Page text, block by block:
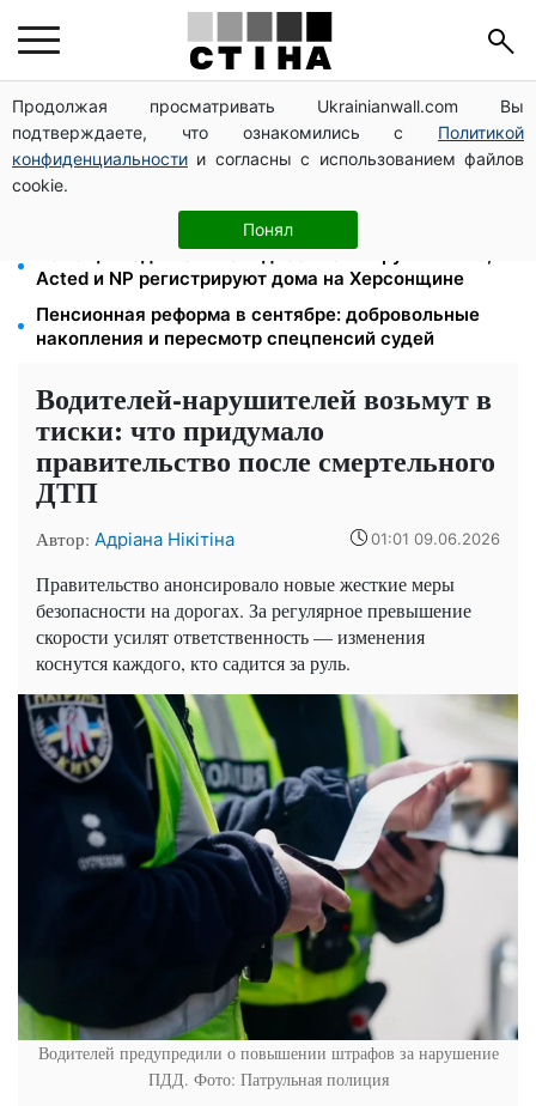
Продолжая просматривать Ukrainianwall.com Вы
подтверждаете, что ознакомились с Политикой
конфиденциальности и согласны с использованием файлов
cookie.
Понял
Цифровизация дел и ВВК: юрист Танасийчук —
почему проверки ТЦК не работают без смены
системы
200+ тысяч в СЗЧ, миллионы в розыске: Федоров
раскрыл план реформы мобилизации и ТЦК
Помощь людям с инвалидностью I-II группы: DRC,
Acted и NP регистрируют дома на Херсонщине
Пенсионная реформа в сентябре: добровольные
накопления и пересмотр спецпенсий судей
Водителей-нарушителей возьмут в
тиски: что придумало
правительство после смертельного
ДТП
Автор: Адріана Нікітіна 01:01 09.06.2026
Правительство анонсировало новые жесткие меры
безопасности на дорогах. За регулярное превышение
скорости усилят ответственность — изменения
коснутся каждого, кто садится за руль.
Водителей предупредили о повышении штрафов за нарушение
ПДД. Фото: Патрульная полиция